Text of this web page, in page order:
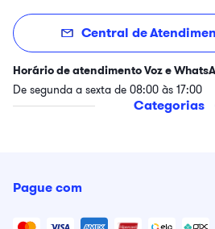
Central de
Horário de atendimento Voz e
De segunda a sexta de 08:00 às 17:00
Categorias
Pague com